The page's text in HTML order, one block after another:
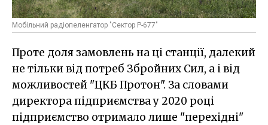
Мобільний радіопеленгатор "Сектор Р-677"
Проте доля замовлень на ці станції, далекий
не тільки від потреб Збройних Сил, а і від
можливостей "ЦКБ Протон". За словами
директора підприємства у 2020 році
підприємство отримало лише "перехідні"